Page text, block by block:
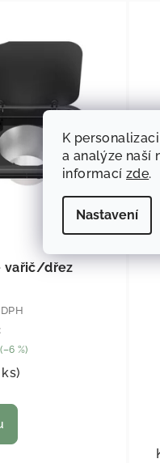
K
a analýze naší
informacízde.
Nastavení
vařič/dřez
(–6 %)
ks)